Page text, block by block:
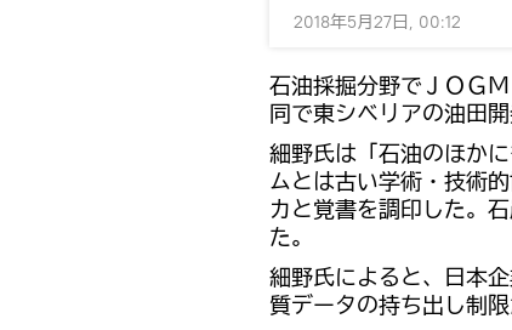
2018年5月27日, 00:12
石油採掘分野でＪＯＧ
同で東シベリアの油田開
細野氏は「石油のほか
ムとは古い学術・技術
カと覚書を調印した。
た。
細野氏によると、日本
質データの持ち出し制限